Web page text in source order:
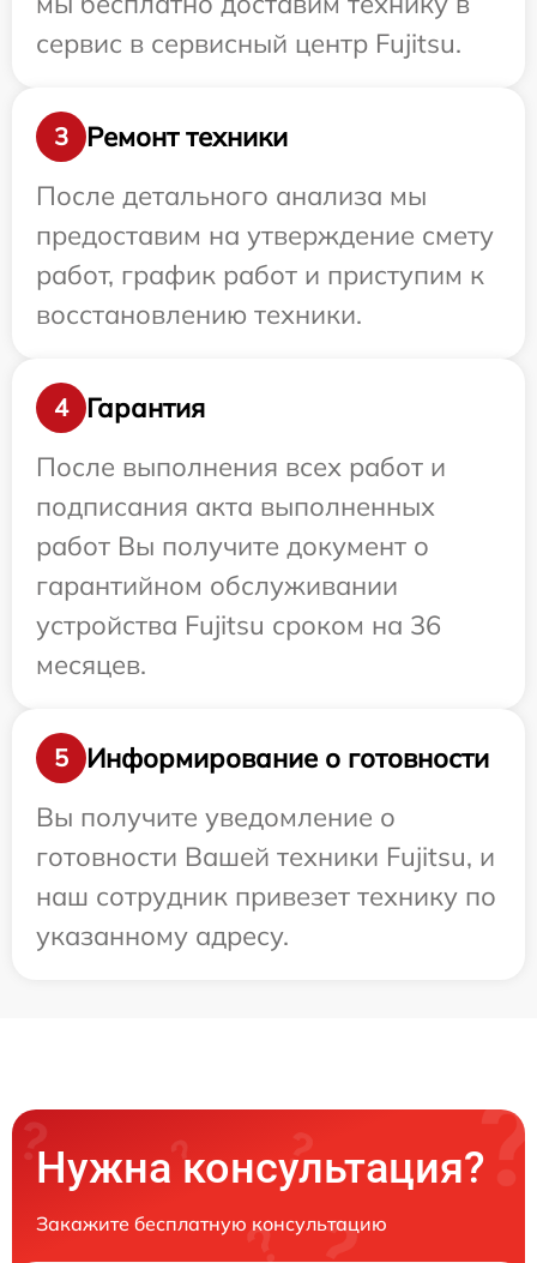
сервис в сервисный центр Fujitsu.
3
Ремонт техники
После детального анализа мы
предоставим на утверждение смету
работ, график работ и приступим к
восстановлению техники.
4
Гарантия
После выполнения всех работ и
подписания акта выполненных
работ Вы получите документ о
гарантийном обслуживании
устройства Fujitsu сроком на 36
месяцев.
5
Информирование о готовности
Вы получите уведомление о
готовности Вашей техники Fujitsu, и
наш сотрудник привезет технику по
указанному адресу.
Нужна консультация?
Закажите бесплатную консультацию